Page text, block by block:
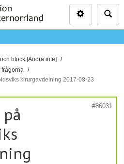
block [Ändra inte]
frågorna
kirurgavdelning 2017-08-23
#86031